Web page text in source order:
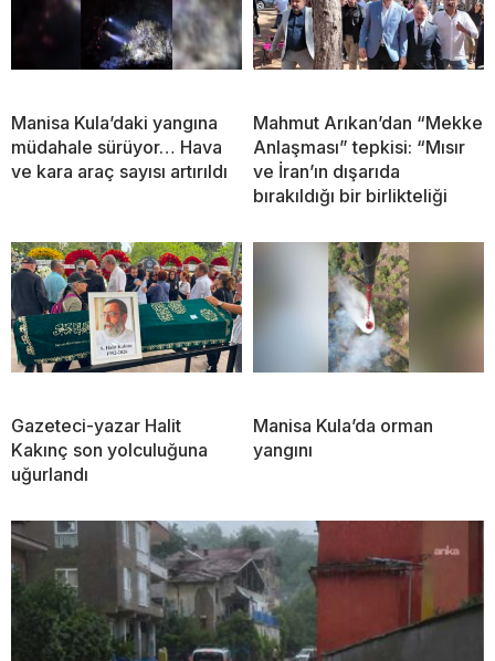
Manisa Kula’daki yangına
müdahale sürüyor… Hava
ve kara araç sayısı artırıldı
Mahmut Arıkan’dan “Mekke
Anlaşması” tepkisi: “Mısır
ve İran’ın dışarıda
bırakıldığı bir birlikteliği
Gazeteci-yazar Halit
Kakınç son yolculuğuna
uğurlandı
Manisa Kula’da orman
yangını